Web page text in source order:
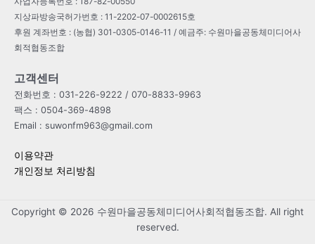
지상파방송국허가번호 : 11-2202-07-0002615호
후원 계좌번호 : (농협) 301-0305-0146-11 / 예금주: 수원마을공동체미디어사
회적협동조합
고객센터
전화번호 : 031-226-9222 / 070-8833-9963
팩스 : 0504-369-4898
Email : suwonfm963@gmail.com
이용약관
개인정보 처리방침
Copyright © 2026 수원마을공동체미디어사회적협동조합. All right
reserved.